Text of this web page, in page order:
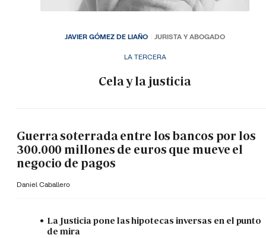
LA TERCERA
Cela y la justicia
JAVIER GÓMEZ DE LIAÑO JURISTA Y ABOGADO
Guerra soterrada entre los bancos por los
300.000 millones de euros que mueve el
negocio de pagos
Daniel Caballero
La Justicia pone las hipotecas inversas en el punto
de mira